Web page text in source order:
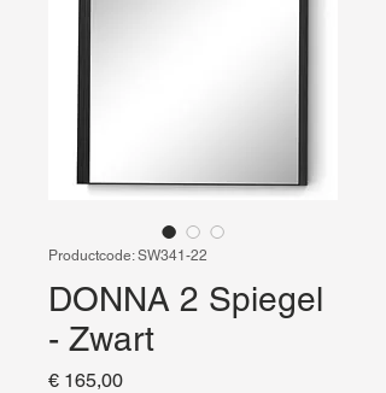
Productcode: SW341-22
DONNA 2 Spiegel
- Zwart
€ 165,00Prijs